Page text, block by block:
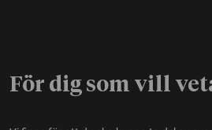
För dig som vill